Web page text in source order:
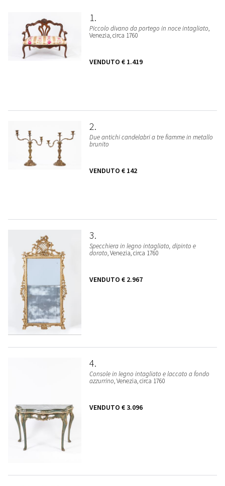
1
Piccolo divano da portego in noce intagliato,
Venezia, circa 1760
VENDUTO € 1.419
2
Due antichi candelabri a tre fiamme in metallo
brunito
VENDUTO € 142
3
Specchiera in legno intagliato, dipinto e
dorato, Venezia, circa 1760
VENDUTO € 2.967
4
Console in legno intagliato e laccato a fondo
azzurrino, Venezia, circa 1760
VENDUTO € 3.096